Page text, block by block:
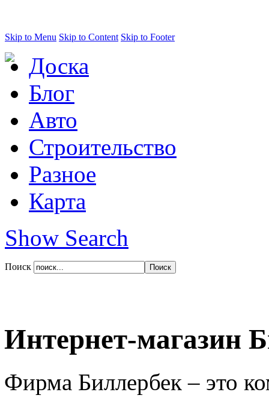
Skip to Menu Skip to Content Skip to Footer
Доска
Блог
Авто
Строительство
Разное
Карта
Show Search
Поиск
Интернет-магазин
Фирма Биллербек – это